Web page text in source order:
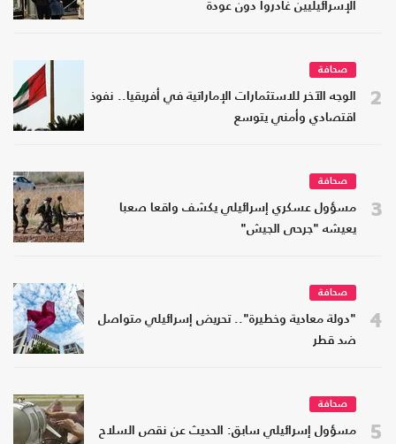
الإسرائيليين غادروا دون عودة
2
صحافة
الوجه الآخر للاستثمارات الإماراتية في أفريقيا.. نفوذ
اقتصادي وأمني يتوسع
3
صحافة
مسؤول عسكري إسرائيلي يكشف واقعا صعبا
يعيشه "جرحى الجيش"
4
صحافة
"دولة معادية وخطيرة".. تحريض إسرائيلي متواصل
ضد قطر
5
صحافة
مسؤول إسرائيلي سابق: الحديث عن نقص السلاح